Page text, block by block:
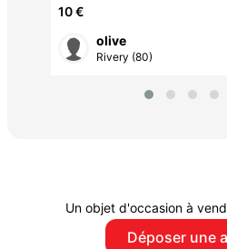
blanc mat. idéal plafond, mur sur
10 €
olive
Rivery (80)
Un objet d'occasion à
Déposer une